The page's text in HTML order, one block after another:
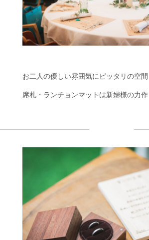
お二人の優しい雰囲気にピッタリの空間
席札・ランチョンマットは新婦様の力作